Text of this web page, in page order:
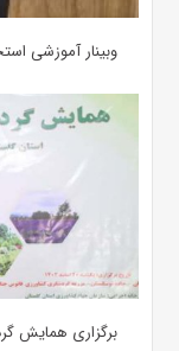
وبینار آموزشی
برگزاری همایش